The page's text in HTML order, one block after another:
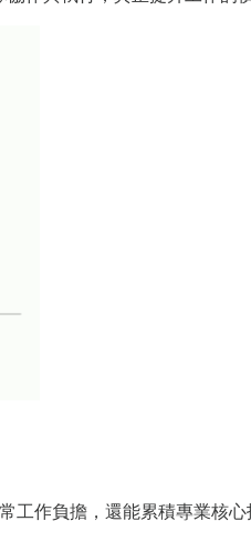
作負擔，還能累積專業核